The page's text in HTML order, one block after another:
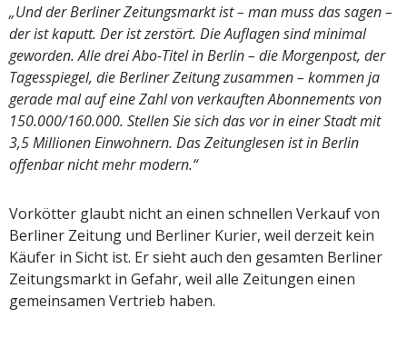
„Und der Berliner Zeitungsmarkt ist – man muss das sagen –
der ist kaputt. Der ist zerstört. Die Auflagen sind minimal
geworden. Alle drei Abo-Titel in Berlin – die Morgenpost, der
Tagesspiegel, die Berliner Zeitung zusammen – kommen ja
gerade mal auf eine Zahl von verkauften Abonnements von
150.000/160.000. Stellen Sie sich das vor in einer Stadt mit
3,5 Millionen Einwohnern. Das Zeitunglesen ist in Berlin
offenbar nicht mehr modern.“
Vorkötter glaubt nicht an einen schnellen Verkauf von
Berliner Zeitung und Berliner Kurier, weil derzeit kein
Käufer in Sicht ist. Er sieht auch den gesamten Berliner
Zeitungsmarkt in Gefahr, weil alle Zeitungen einen
gemeinsamen Vertrieb haben.